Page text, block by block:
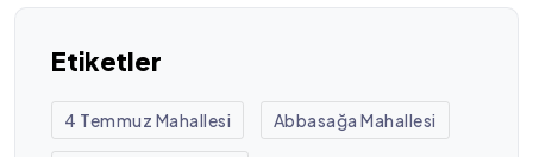
Etiketler
4 Temmuz Mahallesi Abbasağa Mahallesi